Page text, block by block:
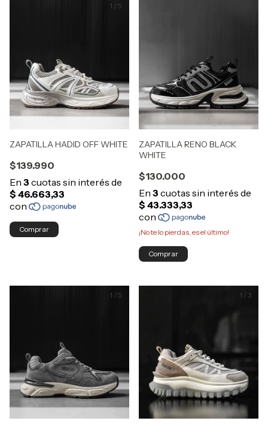
1 / 5
ZAPATILLA HADID OFF WHITE
$139.990
Comprar
ZAPATILLA RENO BLACK
WHITE
$130.000
¡No te lo pierdas, es el último!
Comprar
1 / 5 1 / 3